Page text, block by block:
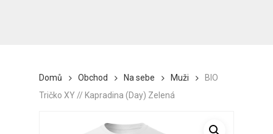
Domů Obchod Na sebe Muži
BIO
Tričko XY // Kapradina (Day) Zelená